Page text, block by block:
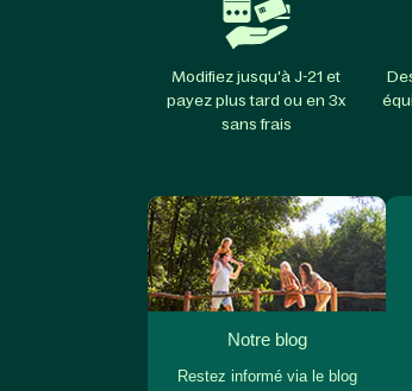
Modifiez jusqu'à J-21 et
payez plus tard ou en 3x
sans frais
Notre blog
Restez informé via le blog